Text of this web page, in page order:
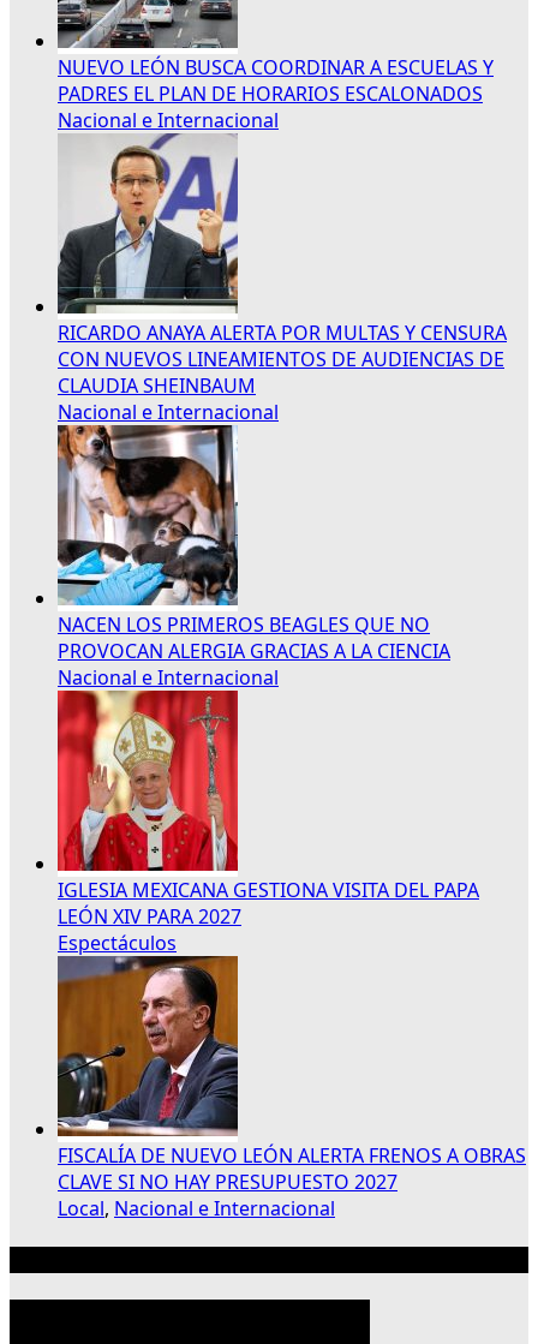
NUEVO LEÓN BUSCA COORDINAR A ESCUELAS Y
PADRES EL PLAN DE HORARIOS ESCALONADOS
Nacional e Internacional
RICARDO ANAYA ALERTA POR MULTAS Y CENSURA
CON NUEVOS LINEAMIENTOS DE AUDIENCIAS DE
CLAUDIA SHEINBAUM
Nacional e Internacional
NACEN LOS PRIMEROS BEAGLES QUE NO
PROVOCAN ALERGIA GRACIAS A LA CIENCIA
Nacional e Internacional
IGLESIA MEXICANA GESTIONA VISITA DEL PAPA
LEÓN XIV PARA 2027
Espectáculos
FISCALÍA DE NUEVO LEÓN ALERTA FRENOS A OBRAS
CLAVE SI NO HAY PRESUPUESTO 2027
Local, Nacional e Internacional